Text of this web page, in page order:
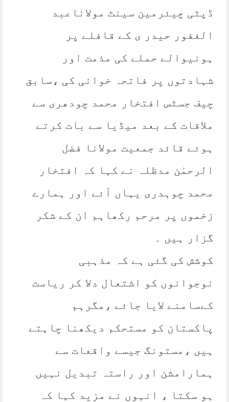
ڈپٹی چیئرمین سینٹ مولاناعبد
الغفور حیدر ی کے قافلے پر
ہونیوالے حملے کی مذمت اور
شہادتوں پر فاتحہ خوانی کی ،سابق
چیف جسٹس افتخار محمد چودھری سے
ملاقات کے بعد میڈیا سے بات کرتے
ہوئے قائد جمعیت مولانا فضل
الرحمٰن مدظلہ نے کہا کہ افتخار
محمد چوہدری یہاں آئے اور ہمارے
زخموں پر مرحم رکھاہم ان کے شکر
گزار ہیں ۔
کوشش کی گئی ہے کہ مذہبی
نوجوانوں کو اشتعال دلا کر ریاست
کےسامنے لایا جائے ،مگرہم
پاکستان کو مستحکم دیکھنا چاہتے
ہیں ،مستونگ جیسے واقعات سے
ہمارامشن اور راستہ تبدیل نہیں
ہو سکتا ، انہوں نے مزید کہا کہ